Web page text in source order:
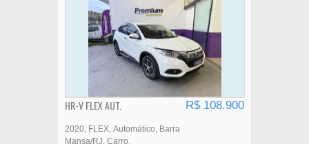
HR-V FLEX AUT. R$ 108.900
2020 FLEX Automático
Barra
Mansa/RJ Carro